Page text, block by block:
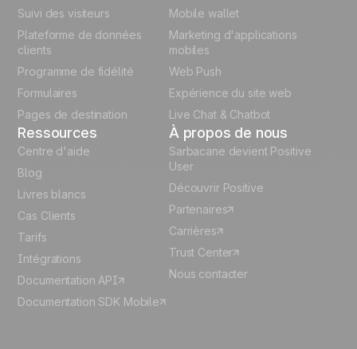
German
Italian
Suivi des visiteurs
Plateforme de données
clients
Programme de fidélité
Formulaires
Pages de destination
Mobile wallet
Marketing d'applications
mobiles
Web Push
Expérience du site web
Live Chat & Chatbot
Ressources
Centre d'aide
Blog
Livres blancs
Cas Clients
Tarifs
Intégrations
Documentation API
Documentation SDK Mobile
À propos de nous
Sarbacane devient Positive
User
Découvrir Positive
Partenaires
Carrières
Trust Center
Nous contacter